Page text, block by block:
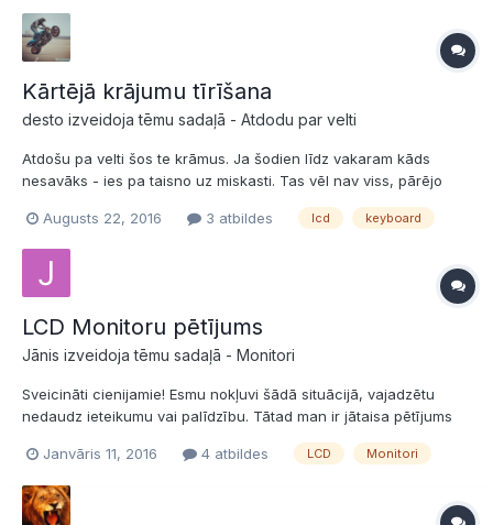
Kārtējā krājumu tīrīšana
desto izveidoja tēmu sadaļā - Atdodu par velti
Atdošu pa velti šos te krāmus. Ja šodien līdz vakaram kāds
nesavāks - ies pa taisno uz miskasti. Tas vēl nav viss, pārējo
datoriem(Lenovo, IBM, Acer, Compal, Fujitsu, etc.) Divas ccfl
matricas 15,6" un 14,1". Ejošas!!!
Augusts 22, 2016 3 atbildes lcd keyboard
LCD Monitoru pētījums
Jānis izveidoja tēmu sadaļā - Monitori
Sveicināti cienijamie! Esmu nokļuvi šādā situācijā, vajadzētu
nedaudz ieteikumu vai palīdzību. Tātad man ir jātaisa pētījums
jautājumiem: Pētījuma uzdevumi Pētījuma hipotēze un Pētījuma
metodes. Vai ir iespējams kādus resursus atrast par šo? Pa...
Janvāris 11, 2016 4 atbildes LCD Monitori